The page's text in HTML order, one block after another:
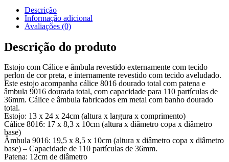
Descrição
Informação adicional
Avaliações (0)
Descrição do produto
Estojo com Cálice e âmbula revestido externamente com tecido
perlon de cor preta, e internamente revestido com tecido aveludado.
Este estojo acompanha cálice 8016 dourado total com patena e
âmbula 9016 dourada total, com capacidade para 110 partículas de
36mm. Cálice e âmbula fabricados em metal com banho dourado
total.
Estojo: 13 x 24 x 24cm (altura x largura x comprimento)
Cálice 8016: 17 x 8,3 x 10cm (altura x diâmetro copa x diâmetro
base)
Âmbula 9016: 19,5 x 8,5 x 10cm (altura x diâmetro copa x diâmetro
base) – Capacidade de 110 partículas de 36mm.
Patena: 12cm de diâmetro